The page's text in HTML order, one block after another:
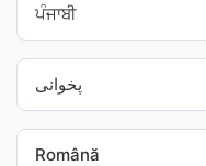
ਪੰਜਾਬੀ
پخوانی
Română